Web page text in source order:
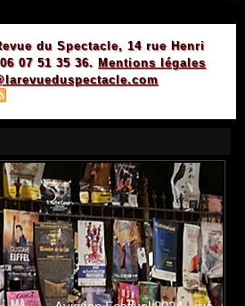
du Spectacle, 14 rue Henri
07 51 35 36. Mentions légales